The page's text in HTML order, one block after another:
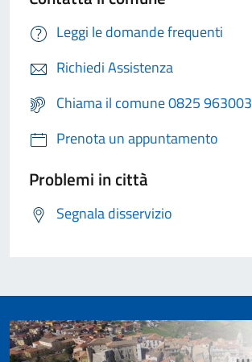
Leggi le domande frequenti
Richiedi Assistenza
Chiama il comune 0825 963003
Prenota un appuntamento
Problemi in città
Segnala disservizio